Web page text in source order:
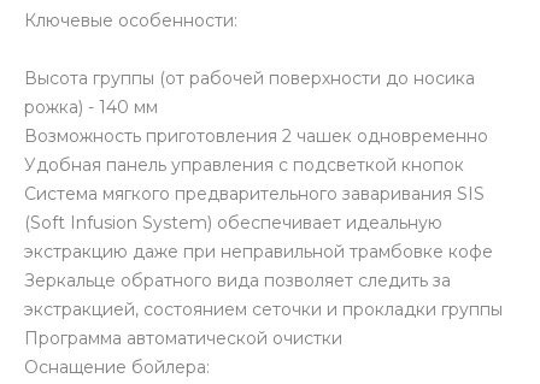
Ключевые особенности:
Высота группы (от рабочей поверхности до носика
рожка) - 140 мм
Возможность приготовления 2 чашек одновременно
Удобная панель управления с подсветкой кнопок
Система мягкого предварительного заваривания SIS
(Soft Infusion System) обеспечивает идеальную
экстракцию даже при неправильной трамбовке кофе
Зеркальце обратного вида позволяет следить за
экстракцией, состоянием сеточки и прокладки группы
Программа автоматической очистки
Оснащение бойлера: